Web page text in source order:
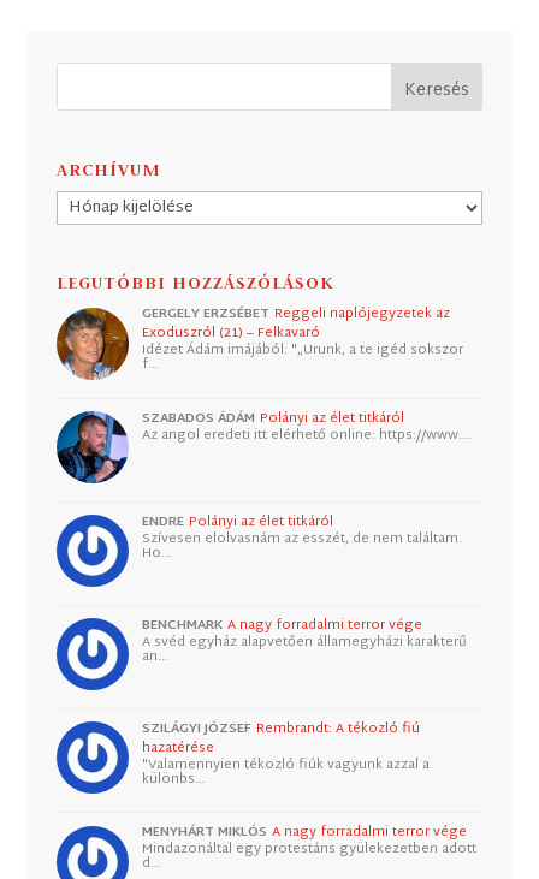
ARCHÍVUM
Archívum
LEGUTÓBBI HOZZÁSZÓLÁSOK
GERGELY ERZSÉBET Reggeli naplójegyzetek az
Exoduszról (21) – Felkavaró
Idézet Ádám imájából: "„Urunk, a te igéd sokszor
f…
SZABADOS ÁDÁM Polányi az élet titkáról
Az angol eredeti itt elérhető online: https://www.…
ENDRE Polányi az élet titkáról
Szívesen elolvasnám az esszét, de nem találtam.
Ho…
BENCHMARK A nagy forradalmi terror vége
A svéd egyház alapvetően államegyházi karakterű
an…
SZILÁGYI JÓZSEF Rembrandt: A tékozló fiú
hazatérése
"Valamennyien tékozló fiúk vagyunk azzal a
különbs…
MENYHÁRT MIKLÓS A nagy forradalmi terror vége
Mindazonáltal egy protestáns gyülekezetben adott
d…